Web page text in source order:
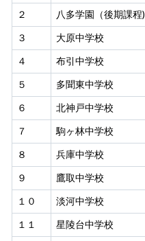
２
八多学園（後期課程)
３
大原中学校
４
布引中学校
５
多聞東中学校
６
北神戸中学校
７
駒ヶ林中学校
８
兵庫中学校
９
鷹取中学校
１０
淡河中学校
１１
星陵台中学校